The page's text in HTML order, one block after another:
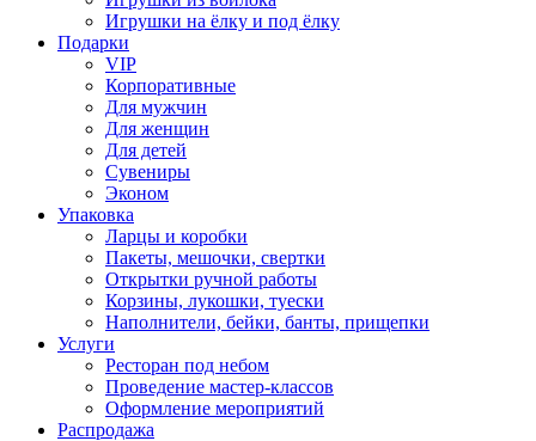
Игрушки на ёлку и под ёлку
Подарки
VIP
Корпоративные
Для мужчин
Для женщин
Для детей
Сувениры
Эконом
Упаковка
Ларцы и коробки
Пакеты, мешочки, свертки
Открытки ручной работы
Корзины, лукошки, туески
Наполнители, бейки, банты, прищепки
Услуги
Ресторан под небом
Проведение мастер-классов
Оформление мероприятий
Распродажа